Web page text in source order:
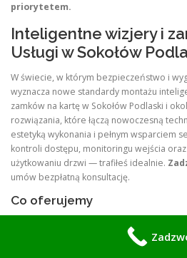
priorytetem.
Inteligentne wizjery i
Usługi w Sokołów
W świecie, w którym bezpieczeństwo i
wyznacza nowe standardy montażu
zamków na kartę w Sokołów Podlaski i
rozwiązania, które łączą nowoczesną
estetyką wykonania i pełnym wsparciem
kontroli dostępu, monitoringu wejścia
użytkowaniu drzwi — trafiłeś idealnie.
umów bezpłatną konsultację.
Co oferujemy
Inteligentne wizjery
na żywo, nagrywaniem,